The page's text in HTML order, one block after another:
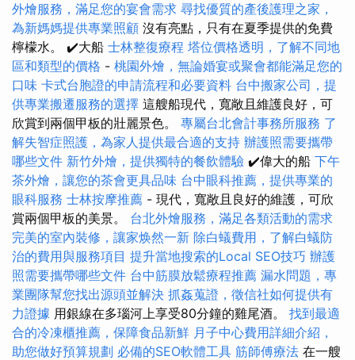
外燴服務，滿足您的宴會需求 尋找優質的產後護理之家，
為新媽媽提供專業照顧 沒有亮點，只有在夏季提供的免費
檸檬水。 ✔️大船 士林整復療程 塔位價格透明，了解不同地
區和類型的價格 - 桃園外燴，無論婚宴或聚會都能滿足您的
口味 卡式台胞證的申請流程和必要資料 台中搬家公司，提
供專業搬遷服務的選擇 這艘船現代，寬敞且維護良好，可
欣賞到兩個甲板的壯麗景色。 專屬台北會計事務所服務 了
解失智症照護，為家人提供最合適的支持 辦護照需要攜帶
哪些文件 新竹外燴，提供獨特的餐飲體驗 ✔️偉大的船 下午
茶外燴，讓您的茶會更具品味 台中眼科推薦，提供專業的
眼科服務 士林按摩推薦 - 現代，寬敞且良好的維護，可欣
賞兩個甲板的美景。 台北外燴服務，滿足各類活動的需求
完美的室內裝修，讓家焕然一新 除白蟻費用，了解白蟻防
治的費用與服務項目 提升當地搜索的Local SEO技巧 辦護
照需要攜帶哪些文件 台中筋膜放鬆療程推薦 漏水問題，專
業團隊幫您找出源頭並解決 抓姦蒐證，徵信社如何提供有
力證據 用銀線在多瑙河上享受80分鐘的雞​​尾酒。 找到最適
合的冷凍櫃推薦，保障食品新鮮 月子中心費用詳細介紹，
助您做好預算規劃 必備的SEO軟體工具 筋師傅療法 在一艘